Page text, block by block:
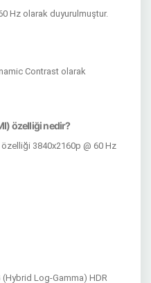
Hz olarak duyurulmuştur.
Contrast olarak
özelliği nedir?
3840x2160p @ 60 Hz
Log-Gamma) HDR